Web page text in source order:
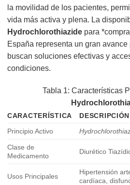
la movilidad de los pacientes,
vida más activa y plena. La
Hydrochlorothiazide para
España representa un gran
buscan soluciones efectivas y
condiciones.
Tabla 1: Características
CARACTERÍSTICA
DESCRIPCIÓN
Principio Activo
Clase de
Medicamento
Diurético
Usos Principales
Hipertensión
cardíaca,